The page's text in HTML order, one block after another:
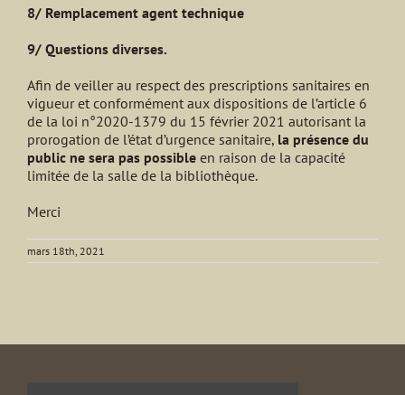
8/ Remplacement agent technique
9/ Questions diverses.
Afin de veiller au respect des prescriptions sanitaires en
vigueur et conformément aux dispositions de l’article 6
de la loi n°2020-1379 du 15 février 2021 autorisant la
prorogation de l’état d’urgence sanitaire, la présence du
public ne sera pas possible en raison de la capacité
limitée de la salle de la bibliothèque.
Merci
mars 18th, 2021